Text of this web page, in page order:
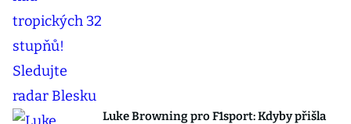
Luke Browning pro F1sport: Kdyby přišla